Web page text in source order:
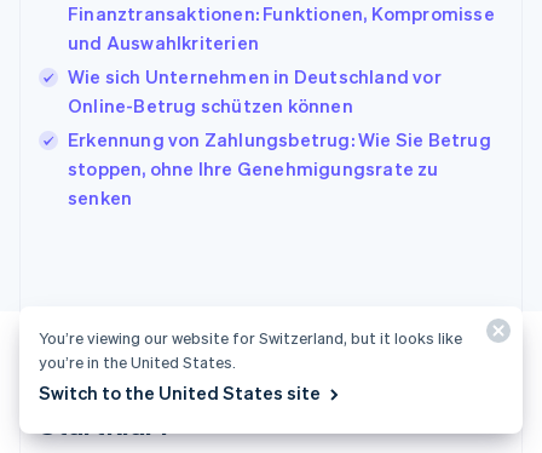
Finanztransaktionen: Funktionen, Kompromisse
und Auswahlkriterien
Wie sich Unternehmen in Deutschland vor
Online-Betrug schützen können
Erkennung von Zahlungsbetrug: Wie Sie Betrug
stoppen, ohne Ihre Genehmigungsrate zu
senken
Startklar?
EnglishFrançais
Kroatien
EnglishItaliano
Lettland
Liechtenstein
DeutschEnglish
Litauen
Malta
English
Mexiko
Neuseeland
You’re viewing our website for Switzerland, but it looks like
you’re in the United States.
Switch to the United States site